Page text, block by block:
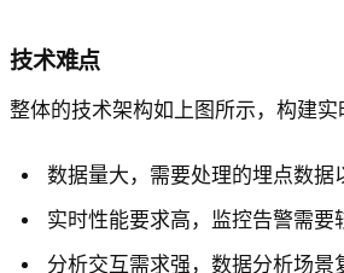
技术难点
整体的技术架构如上图所示，构建
数据量大，需要处理的埋点数据
实时性能要求高，监控告警需要
分析交互需求强，数据分析场景